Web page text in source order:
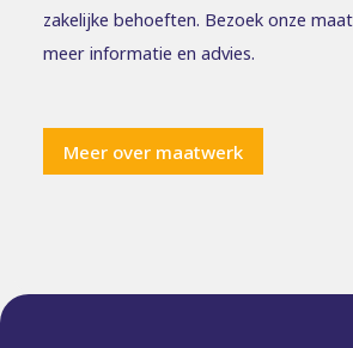
zakelijke behoeften. Bezoek onze
meer informatie en advies.
Meer over maatwerk